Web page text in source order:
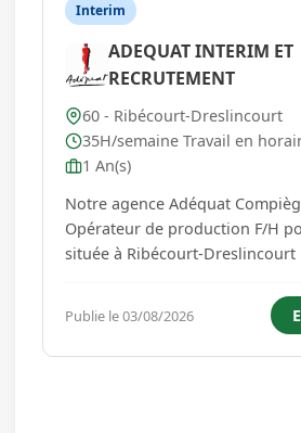
Interim
ADEQUAT INTERIM ET
RECRUTEMENT
60 - Ribécourt-Dreslincourt
35H/semaine Travail en
1 An(s)
Notre agence Adéquat
Opérateur de production F/H
située à Ribécourt-
le chef de poste et lui rend compte
planning de fa...
Publie le 03/08/2026